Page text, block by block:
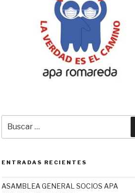
por:
ENTRADAS RECIENTES
ASAMBLEA GENERAL SOCIOS APA